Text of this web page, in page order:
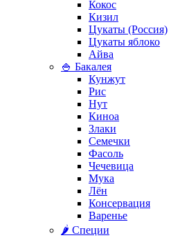
Кокос
Кизил
Цукаты (Россия)
Цукаты яблоко
Айва
🍚 Бакалея
Кунжут
Рис
Нут
Киноа
Злаки
Семечки
Фасоль
Чечевица
Мука
Лён
Консервация
Варенье
🌶️ Специи